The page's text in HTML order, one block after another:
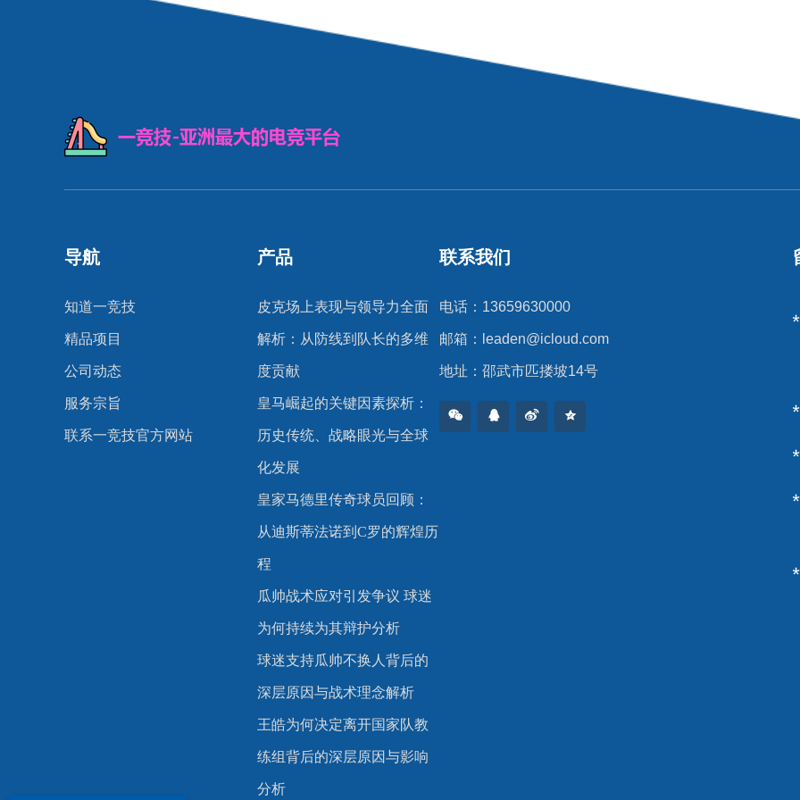
导航
知道一竞技
精品项目
公司动态
服务宗旨
联系一竞技官方网站
产品
皮克场上表现与领导力全面
解析：从防线到队长的多维
度贡献
皇马崛起的关键因素探析：
历史传统、战略眼光与全球
化发展
皇家马德里传奇球员回顾：
从迪斯蒂法诺到C罗的辉煌历
程
瓜帅战术应对引发争议 球迷
为何持续为其辩护分析
球迷支持瓜帅不换人背后的
深层原因与战术理念解析
王皓为何决定离开国家队教
练组背后的深层原因与影响
分析
联系我们
电话：13659630000
邮箱： leaden@icloud.com
地址：邵武市匹搂坡14号